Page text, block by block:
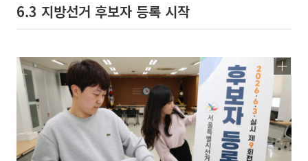
6.3 지방선거 후보자 등록 시작